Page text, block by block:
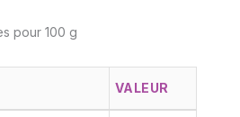
pour 100 g
VALEUR